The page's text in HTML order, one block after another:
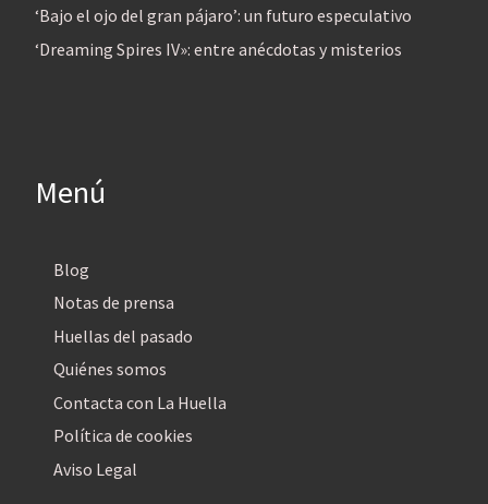
‘Bajo el ojo del gran pájaro’: un futuro especulativo
‘Dreaming Spires IV»: entre anécdotas y misterios
Menú
Blog
Notas de prensa
Huellas del pasado
Quiénes somos
Contacta con La Huella
Política de cookies
Aviso Legal